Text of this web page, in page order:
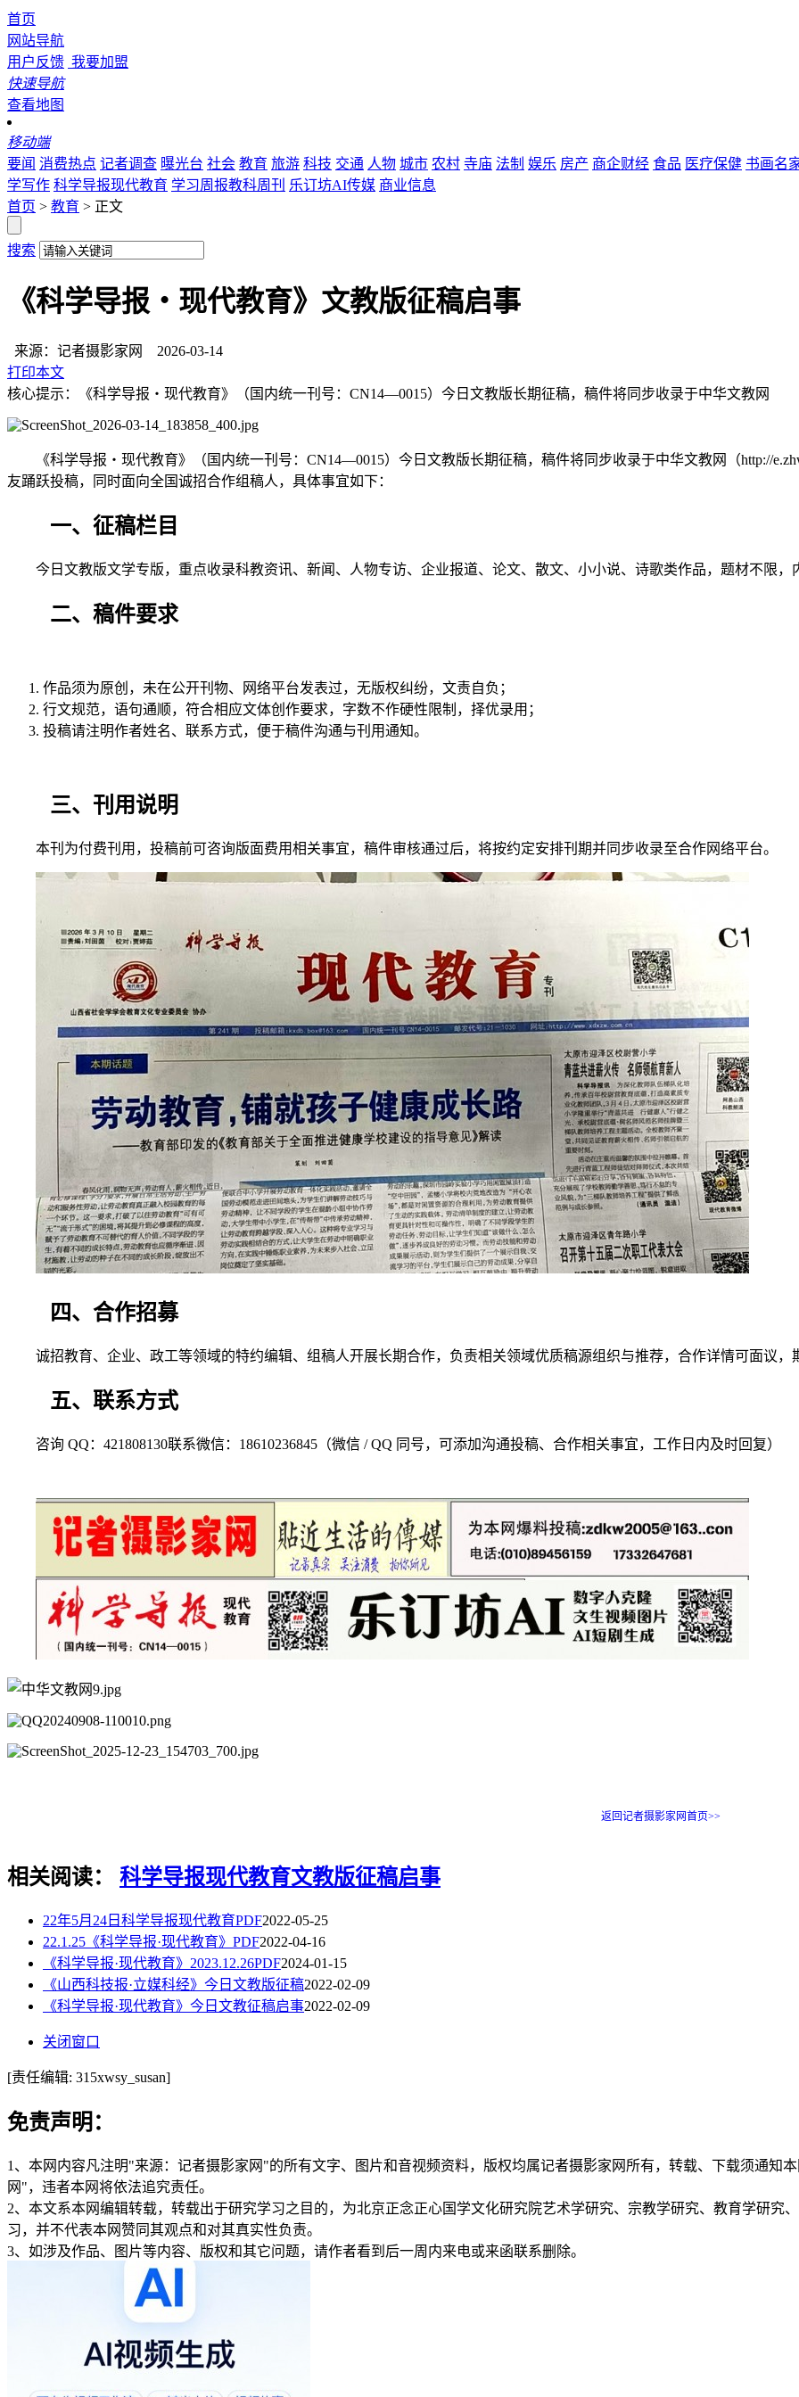
首页
网站导航
用户反馈 我要加盟
快速导航
查看地图
移动端
要闻 消费热点 记者调查 曝光台 社会 教育 旅游 科技 交通 人物 城市 农村 寺庙 法制 娱乐 房产 商企财经 食品 医疗保健 书画名
学写作 科学导报现代教育 学习周报教科周刊 乐订坊AI传媒 商业信息
首页 > 教育 > 正文
搜索
《科学导报・现代教育》文教版征稿启事
来源：记者摄影家网
2026-03-14
打印本文
核心提示：《科学导报・现代教育》（国内统一刊号：CN14—0015）今日文教版长期征稿，稿件将同步收录于中华文教网
《科学导报・现代教育》（国内统一刊号：CN14—0015）今日文教版长期征稿，稿件将同步收录于中华文教网（http://
友踊跃投稿，同时面向全国诚招合作组稿人，具体事宜如下：
一、征稿栏目
今日文教版文学专版，重点收录科教资讯、新闻、人物专访、企业报道、论文、散文、小小说、诗歌类作品，题材不限，
二、稿件要求
作品须为原创，未在公开刊物、网络平台发表过，无版权纠纷，文责自负；
行文规范，语句通顺，符合相应文体创作要求，字数不作硬性限制，择优录用；
投稿请注明作者姓名、联系方式，便于稿件沟通与刊用通知。
三、刊用说明
本刊为付费刊用，投稿前可咨询版面费用相关事宜，稿件审核通过后，将按约定安排刊期并同步收录至合作网络平台。
四、合作招募
诚招教育、企业、政工等领域的特约编辑、组稿人开展长期合作，负责相关领域优质稿源组织与推荐，合作详情可面议，
五、联系方式
咨询 QQ：421808130联系微信：18610236845（微信 / QQ 同号，可添加沟通投稿、合作相关事宜，工作日内及时回复）
返回记者摄影家网首页>>
相关阅读： 科学导报现代教育文教版征稿启事
22年5月24日科学导报现代教育PDF2022-05-25
22.1.25《科学导报·现代教育》PDF2022-04-16
《科学导报·现代教育》2023.12.26PDF2024-01-15
《山西科技报·立媒科经》今日文教版征稿2022-02-09
《科学导报·现代教育》今日文教征稿启事2022-02-09
关闭窗口
[责任编辑: 315xwsy_susan]
免责声明：
1、本网内容凡注明"来源：记者摄影家网"的所有文字、图片和音视频资料，版权均属记者摄影家网所有，转载、下载须通知
网"，违者本网将依法追究责任。
2、本文系本网编辑转载，转载出于研究学习之目的，为北京正念正心国学文化研究院艺术学研究、宗教学研究、教育学研究
习，并不代表本网赞同其观点和对其真实性负责。
3、如涉及作品、图片等内容、版权和其它问题，请作者看到后一周内来电或来函联系删除。